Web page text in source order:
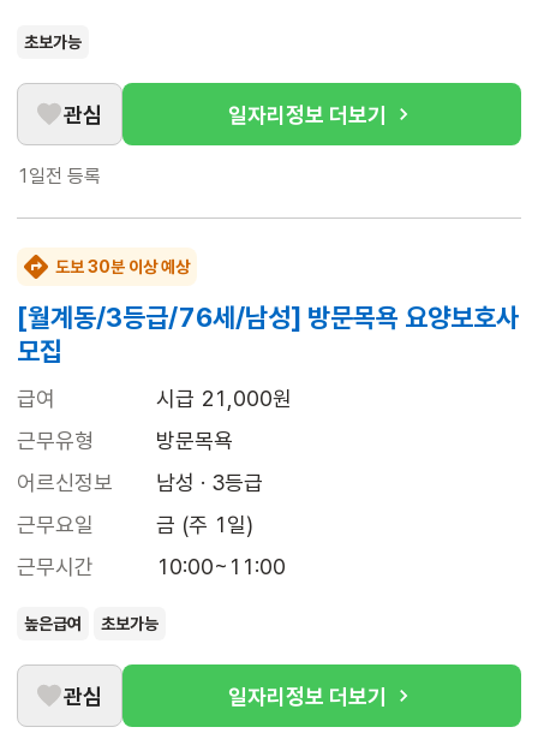
초보가능
관심 일자리정보 더보기
1일전 등록
도보 30분 이상 예상
[월계동/3등급/76세/남성] 방문목욕 요양보호사
모집
급여
시급 21,000원
근무유형
방문목욕
어르신정보
남성 · 3등급
근무요일
금 (주 1일)
근무시간
10:00~11:00
높은급여 초보가능
관심 일자리정보 더보기